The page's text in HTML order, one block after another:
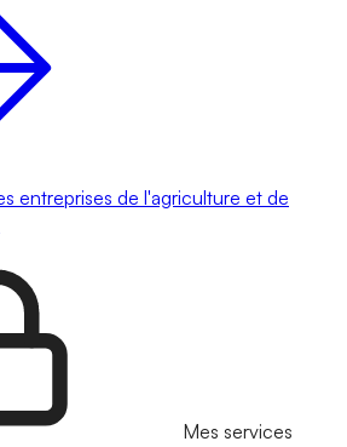
entreprises de l'agriculture et de
Mes services